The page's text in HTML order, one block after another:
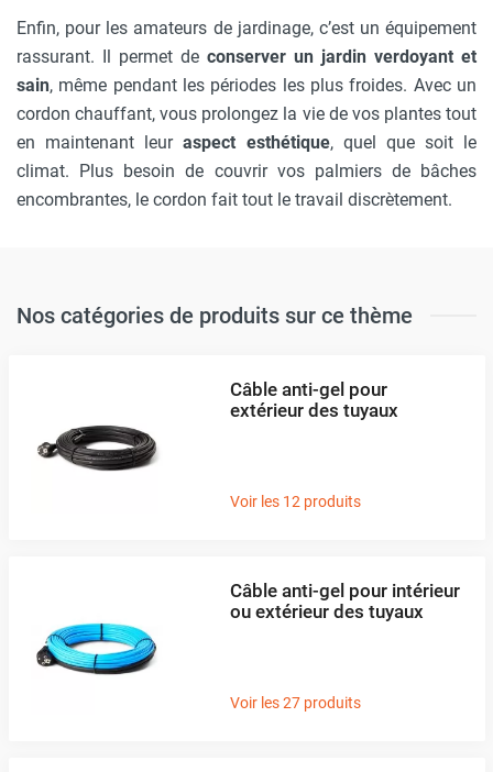
Enfin, pour les amateurs de jardinage, c’est un équipement
rassurant. Il permet de conserver un jardin verdoyant et
sain, même pendant les périodes les plus froides. Avec un
cordon chauffant, vous prolongez la vie de vos plantes tout
en maintenant leuraspect esthétique, quel que soit le
climat. Plus besoin de couvrir vos palmiers de bâches
encombrantes, le cordon fait tout le travail discrètement.
Nos catégories de produits sur ce thème
Câble anti-gel pour
extérieur des tuyaux
Voir les 12 produits
Câble anti-gel pour intérieur
ou extérieur des tuyaux
Voir les 27 produits